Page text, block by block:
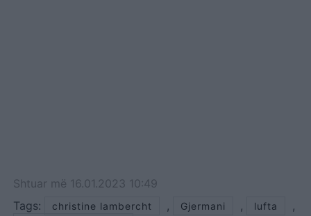
Shtuar më 16.01.2023 10:49
Tags:
christine lambercht , Gjermani , lufta ,